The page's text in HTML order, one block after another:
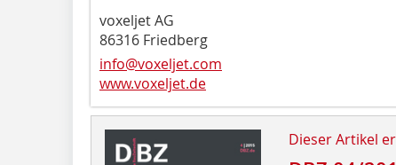
voxeljet AG
86316 Friedberg
info@voxeljet.com
www.voxeljet.de
Dieser Artikel